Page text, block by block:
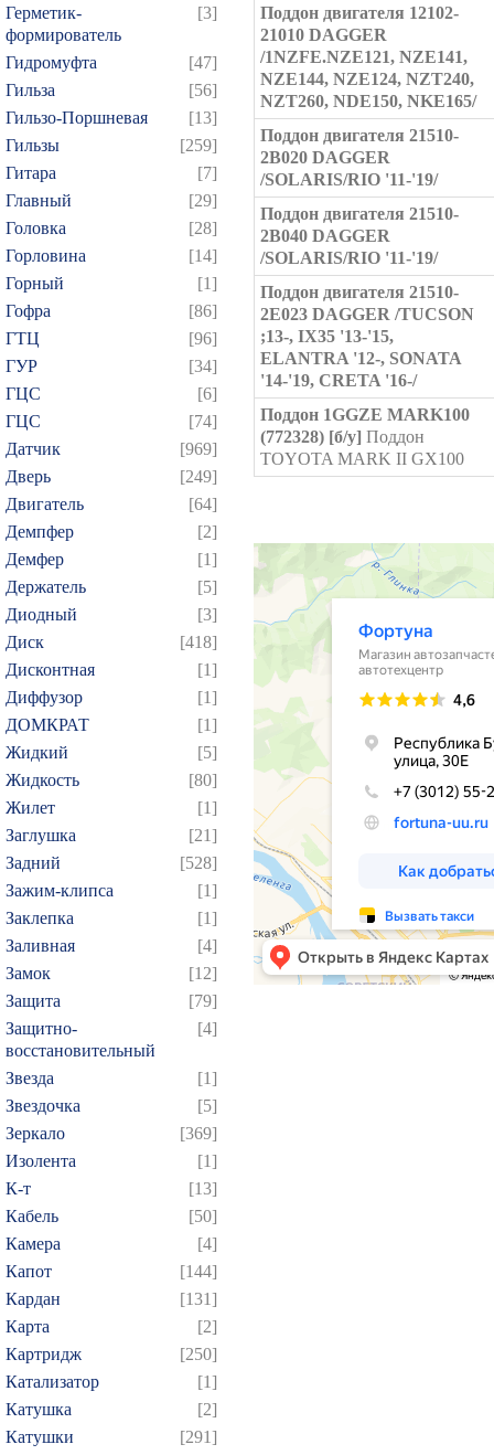
Герметик-
формирователь
[3]
Гидромуфта
[47]
Гильза
[56]
Гильзо-Поршневая
[13]
Гильзы
[259]
Гитара
[7]
Главный
[29]
Головка
[28]
Горловина
[14]
Горный
[1]
Гофра
[86]
ГТЦ
[96]
ГУР
[34]
ГЦC
[6]
ГЦС
[74]
Датчик
[969]
Дверь
[249]
Двигатель
[64]
Демпфер
[2]
Демфер
[1]
Держатель
[5]
Диодный
[3]
Диск
[418]
Дисконтная
[1]
Диффузор
[1]
ДОМКРАТ
[1]
Жидкий
[5]
Жидкость
[80]
Жилет
[1]
Заглушка
[21]
Задний
[528]
Зажим-клипса
[1]
Заклепка
[1]
Заливная
[4]
Замок
[12]
Защита
[79]
Защитно-
восстановительный
[4]
Звезда
[1]
Звездочка
[5]
Зеркало
[369]
Изолента
[1]
К-т
[13]
Кабель
[50]
Камера
[4]
Капот
[144]
Кардан
[131]
Карта
[2]
Картридж
[250]
Катализатор
[1]
Катушка
[2]
Катушки
[291]
Поддон двигателя 12102-
21010 DAGGER
/1NZFE.NZE121, NZE141,
NZE144, NZE124, NZT240,
NZT260, NDE150, NKE165/
Поддон двигателя 21510-
2B020 DAGGER
/SOLARIS/RIO '11-'19/
Поддон двигателя 21510-
2B040 DAGGER
/SOLARIS/RIO '11-'19/
Поддон двигателя 21510-
2E023 DAGGER /TUCSON
;13-, IX35 '13-'15,
ELANTRA '12-, SONATA
'14-'19, CRETA '16-/
Поддон 1GGZE MARK100
(772328) [б/у] Поддон
TOYOTA MARK II GX100